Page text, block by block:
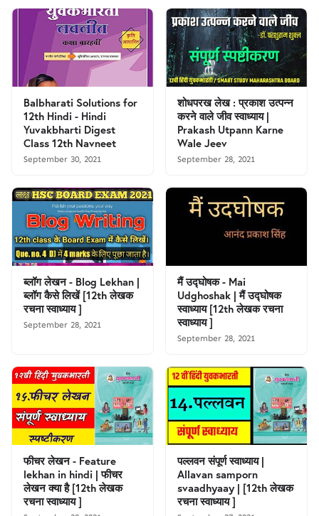
Balbharati Solutions for
12th Hindi - Hindi
Yuvakbharti Digest
Class 12th Navneet
September 30, 2021
शोधपरख लेख : प्रकाश उत्पन्न
करने वाले जीव स्वाध्याय |
Prakash Utpann Karne
Wale Jeev
September 28, 2021
ब्लॉग लेखन - Blog Lekhan |
ब्लॉग कैसे लिखें [12th लेखक
रचना स्वाध्याय ]
September 28, 2021
मैं उद्घोषक - Mai
Udghoshak | मैं उद्घोषक
स्वाध्याय [12th लेखक रचना
स्वाध्याय ]
September 28, 2021
फीचर लेखन - Feature
lekhan in hindi | फीचर
लेखन क्या है [12th लेखक
रचना स्वाध्याय ]
पल्लवन संपूर्ण स्वाध्याय |
Allavan samporn
svaadhyaay | [12th लेखक
रचना स्वाध्याय ]